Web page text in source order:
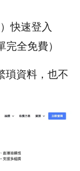
快速登入
完全免費）
瑣資料，也不